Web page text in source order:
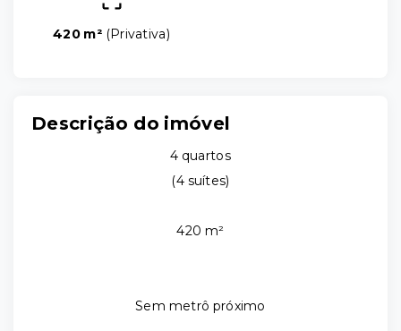
420 m² (Privativa)
Descrição do imóvel
4 quartos
(4 suítes)
420 m²
Sem metrô próximo